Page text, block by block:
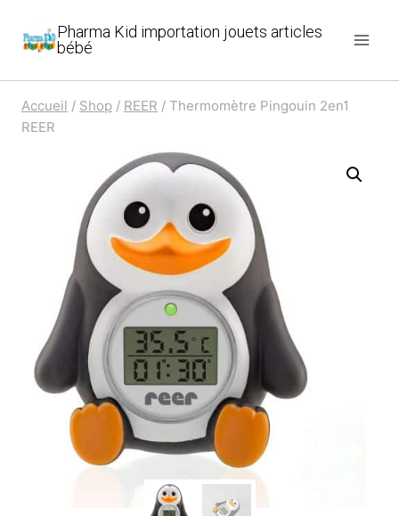
Pharma Kid importation jouets articles
bébé
Accueil / Shop / REER / Thermomètre Pingouin 2en1
REER